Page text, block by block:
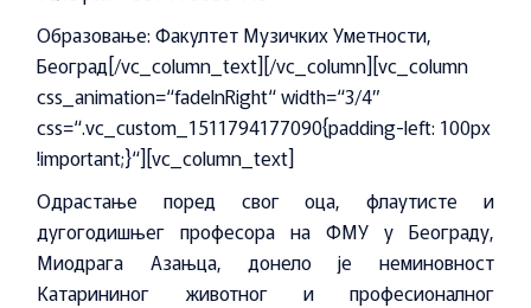
Образовање: Факултет Музичких Уметности,
Београд[/vc_column_text][/vc_column][vc_column
css_animation=“fadeInRight“ width=“3/4″
css=“.vc_custom_1511794177090{padding-left: 100px
!important;}“][vc_column_text]
Одрастање поред свог оца, флаутисте и
дугогодишњег професора на ФМУ у Београду,
Миодрага Азањца, донело је неминовност
Катарининог животног и професионалног